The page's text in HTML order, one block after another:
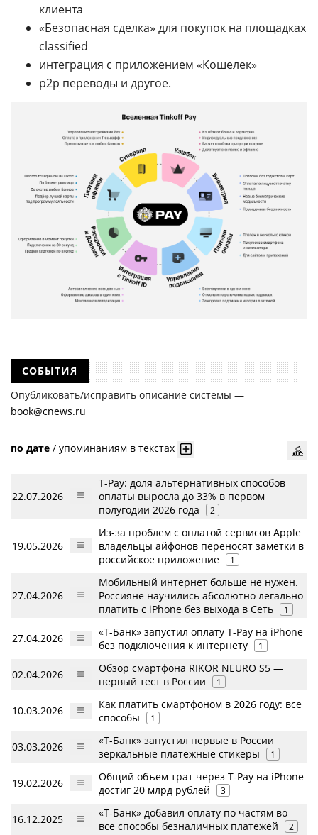
клиента
«Безопасная сделка» для покупок на площадках
classified
интеграция с приложением «Кошелек»
p2p переводы и другое.
СОБЫТИЯ
Опубликовать/исправить описание системы —
book@cnews.ru
по дате / упоминаниям в текстах
22.07.2026
T-Pay: доля альтернативных способов
оплаты выросла до 33% в первом
полугодии 2026 года
2
19.05.2026
Из-за проблем с оплатой сервисов Apple
владельцы айфонов переносят заметки в
российское приложение
1
27.04.2026
Мобильный интернет больше не нужен.
Россияне научились абсолютно легально
платить с iPhone без выхода в Сеть
1
27.04.2026
«Т-Банк» запустил оплату T-Pay на iPhone
без подключения к интернету
1
02.04.2026
Обзор смартфона RIKOR NEURO S5 —
первый тест в России
1
10.03.2026
Как платить смартфоном в 2026 году: все
способы
1
03.03.2026
«Т-Банк» запустил первые в России
зеркальные платежные стикеры
1
19.02.2026
Общий объем трат через T-Pay на iPhone
достиг 20 млрд рублей
3
16.12.2025
«Т-Банк» добавил оплату по частям во
все способы безналичных платежей
2